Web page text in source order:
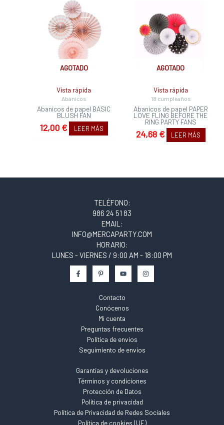
AGOTADO
Vista rápida
Abanicos
Abanicos de papel BASIC
BLUSH FAN
12,00 € LEER MÁS
AGOTADO
Vista rápida
18 cumpleaños
Abanicos de papel PAPER
LOVE FLING BEFORE THE
RING PARTY FANS
24,68 € LEER MÁS
TELÉFONO:
986 24 51 83
EMAIL:
INFO@MERCAPARTY.COM
HORARIO:
LUNES - VIERNES / 9:00 AM - 18:00 PM
Contacto
Conócenos
Mi cuenta
Preguntas frecuentes
Política de envios
Seguimiento de envíos
Garantías y devoluciones
Términos y condiciones
Protección de Datos
Política de privacidad
Política de Privacidad de Redes Sociales
Política de cookies (UE)